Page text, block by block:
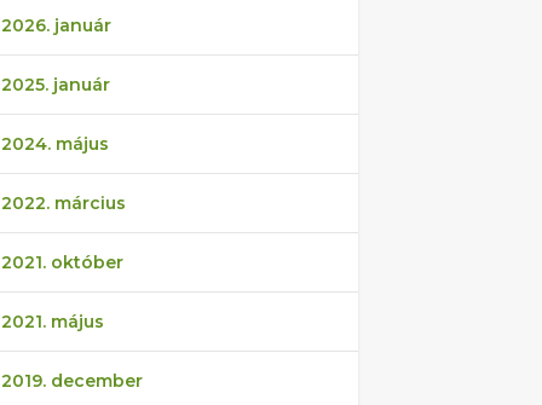
2026. január
2025. január
2024. május
2022. március
2021. október
2021. május
2019. december